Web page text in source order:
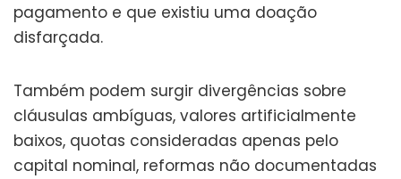
pagamento e que existiu uma doação
disfarçada.
Também podem surgir divergências sobre
cláusulas ambíguas, valores artificialmente
baixos, quotas consideradas apenas pelo
capital nominal, reformas não documentadas